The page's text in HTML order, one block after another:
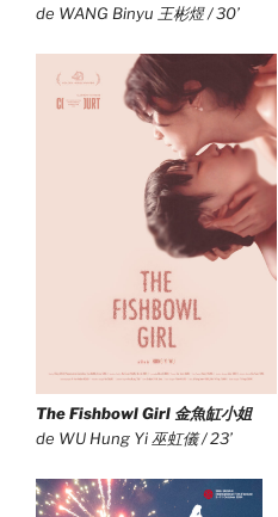
de WANG Binyu 王彬煜 / 30’
The Fishbowl Girl 金魚缸小姐
de WU Hung Yi 巫虹儀 / 23’